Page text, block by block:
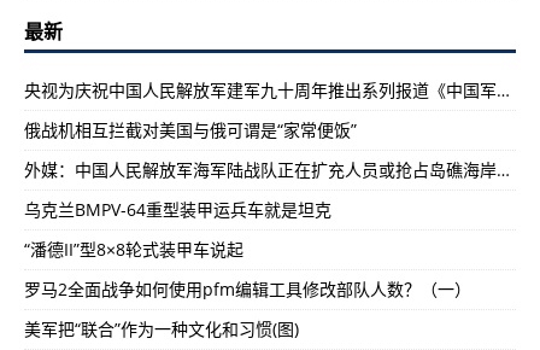
最新
央视为庆祝中国人民解放军建军九十周年推出系列报道《中国军队》
俄战机相互拦截对美国与俄可谓是“家常便饭”
外媒：中国人民解放军海军陆战队正在扩充人员或抢占岛礁海岸防御(图)
乌克兰BMPV-64重型装甲运兵车就是坦克
“潘德II”型8×8轮式装甲车说起
罗马2全面战争如何使用pfm编辑工具修改部队人数？（一）
美军把“联合”作为一种文化和习惯(图)